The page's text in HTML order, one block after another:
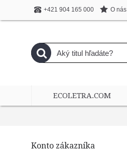
+421 904 165 000 O nás
ECOLETRA.COM
Konto zákazníka